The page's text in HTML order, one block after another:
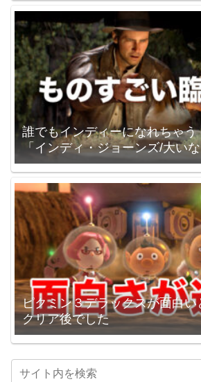
誰でもインディーになれちゃう
「インディ・ジョーンズ/大い
いました。
ピクミン３デラックスが面白い
クリア後でした